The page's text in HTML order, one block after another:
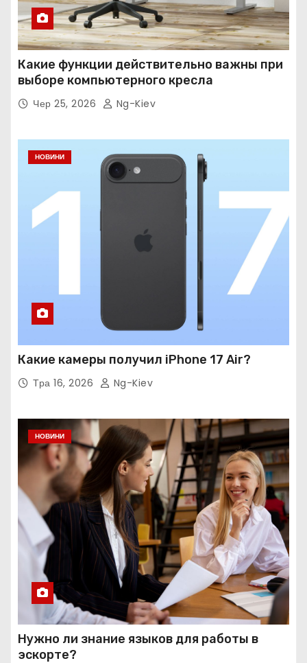
Какие функции действительно важны при
выборе компьютерного кресла
Чер 25, 2026 Ng-Kiev
НОВИНИ
Какие камеры получил iPhone 17 Air?
Тра 16, 2026 Ng-Kiev
НОВИНИ
Нужно ли знание языков для работы в
эскорте?